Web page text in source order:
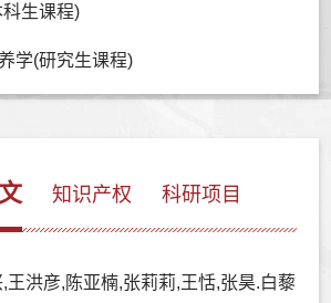
生课程)
学(研究生课程)
知识产权 科研项目
王洪彦,陈亚楠,张莉莉,王恬,张昊.白藜